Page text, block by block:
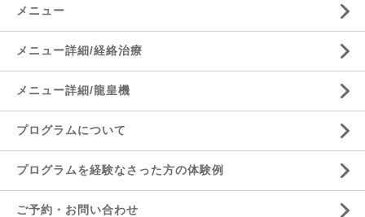
メニュー
メニュー詳細/経絡治療
メニュー詳細/龍皇機
プログラムについて
プログラムを経験なさった方の体験例
ご予約・お問い合わせ